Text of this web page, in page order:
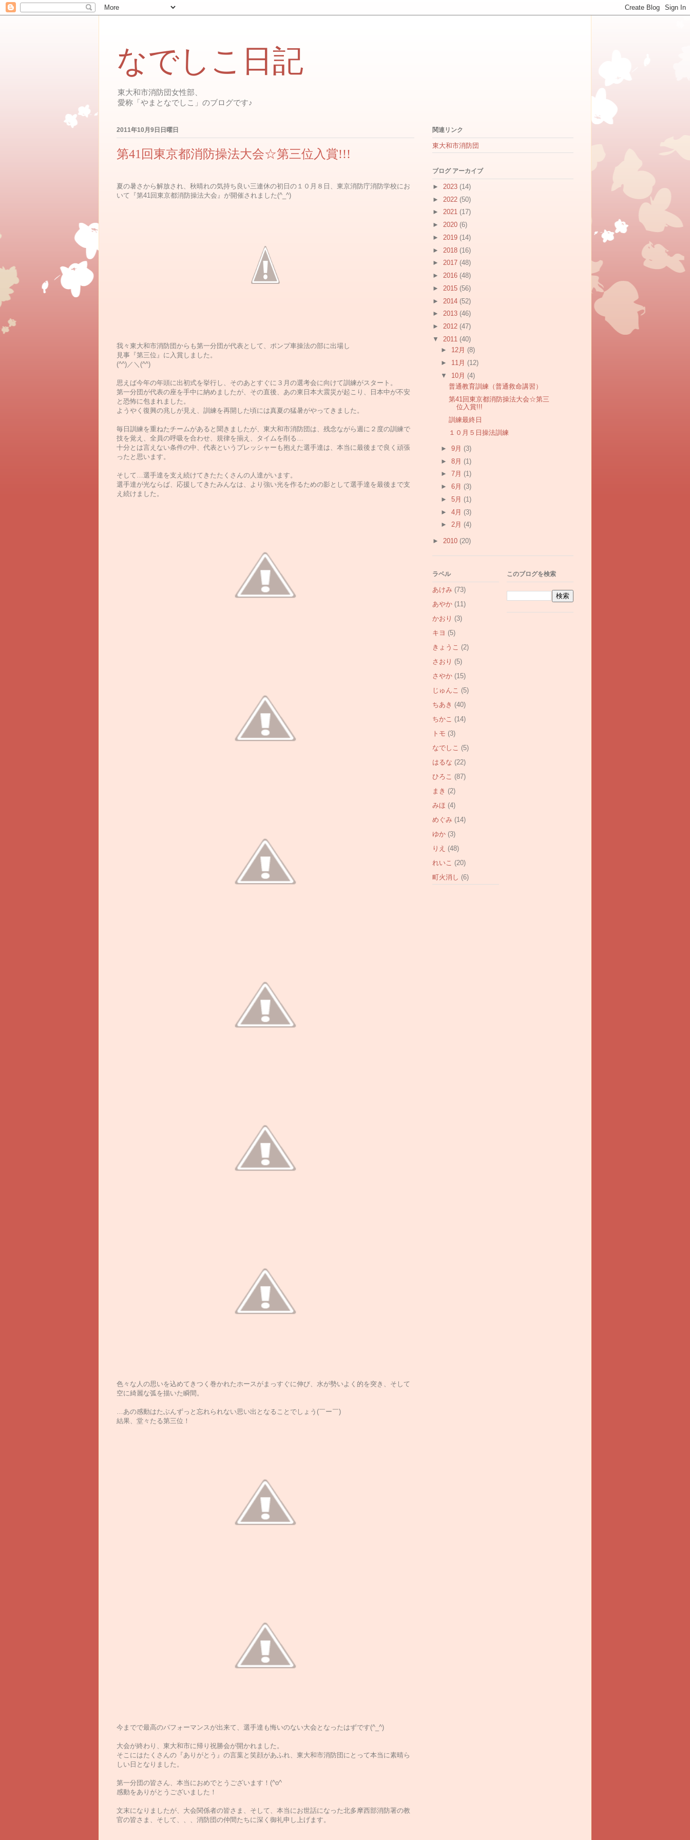
なでしこ日記
東大和市消防団女性部、
愛称「やまとなでしこ」のブログです♪
2011年10月9日日曜日
第41回東京都消防操法大会☆第三位入賞!!!
夏の暑さから解放され、秋晴れの気持ち良い三連休の初日の１０月８日、東京消防庁消防学校にお
いて『第41回東京都消防操法大会』が開催されました(^_^)
我々東大和市消防団からも第一分団が代表として、ポンプ車操法の部に出場し
見事『第三位』に入賞しました。
(^^)／＼(^^)
思えば今年の年頭に出初式を挙行し、そのあとすぐに３月の選考会に向けて訓練がスタート。
第一分団が代表の座を手中に納めましたが、その直後、あの東日本大震災が起こり、日本中が不安
と恐怖に包まれました。
ようやく復興の兆しが見え、訓練を再開した頃には真夏の猛暑がやってきました。
毎日訓練を重ねたチームがあると聞きましたが、東大和市消防団は、残念ながら週に２度の訓練で
技を覚え、全員の呼吸を合わせ、規律を揃え、タイムを削る…
十分とは言えない条件の中、代表というプレッシャーも抱えた選手達は、本当に最後まで良く頑張
ったと思います。
そして…選手達を支え続けてきたたくさんの人達がいます。
選手達が光ならば、応援してきたみんなは、より強い光を作るための影として選手達を最後まで支
え続けました。
色々な人の思いを込めてきつく巻かれたホースがまっすぐに伸び、水が勢いよく的を突き、そして
空に綺麗な弧を描いた瞬間。
…あの感動はたぶんずっと忘れられない思い出となることでしょう(￣ー￣)
結果、堂々たる第三位！
今までで最高のパフォーマンスが出来て、選手達も悔いのない大会となったはずです(^_^)
大会が終わり、東大和市に帰り祝勝会が開かれました。
そこにはたくさんの『ありがとう』の言葉と笑顔があふれ、東大和市消防団にとって本当に素晴ら
しい日となりました。
第一分団の皆さん、本当におめでとうございます！(^o^ゞ
感動をありがとうございました！
文末になりましたが、大会関係者の皆さま、そして、本当にお世話になった北多摩西部消防署の教
官の皆さま、そして、、、消防団の仲間たちに深く御礼申し上げます。
関連リンク
東大和市消防団
ブログ アーカイブ
► 2023 (14)
► 2022 (50)
► 2021 (17)
► 2020 (6)
► 2019 (14)
► 2018 (16)
► 2017 (48)
► 2016 (48)
► 2015 (56)
► 2014 (52)
► 2013 (46)
► 2012 (47)
▼ 2011 (40)
► 12月 (8)
► 11月 (12)
▼ 10月 (4)
普通教育訓練（普通救命講習）
第41回東京都消防操法大会☆第三
位入賞!!!
訓練最終日
１０月５日操法訓練
► 9月 (3)
► 8月 (1)
► 7月 (1)
► 6月 (3)
► 5月 (1)
► 4月 (3)
► 2月 (4)
► 2010 (20)
ラベル
あけみ (73)
あやか (11)
かおり (3)
キヨ (5)
きょうこ (2)
さおり (5)
さやか (15)
じゅんこ (5)
ちあき (40)
ちかこ (14)
トモ (3)
なでしこ (5)
はるな (22)
ひろこ (87)
まき (2)
みほ (4)
めぐみ (14)
ゆか (3)
りえ (48)
れいこ (20)
町火消し (6)
このブログを検索